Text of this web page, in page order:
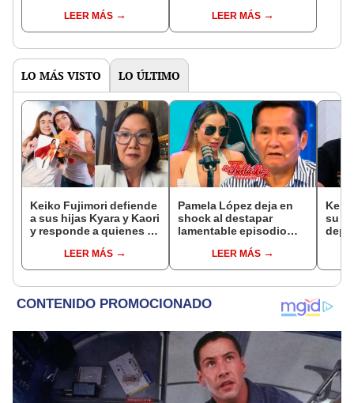
Enanitos Verdes?
LEER MÁS
nivel nacional?
LEER MÁS
LO MÁS VISTO LO ÚLTIMO
Keiko Fujimori defiende
a sus hijas Kyara y Kaori
y responde a quienes la
“No pueden decirme”
LEER MÁS
Pamela López deja en
shock al destapar
lamentable episodio
de La Bella Luz: "Hasta
el día de hoy ..."
LEER MÁS
su